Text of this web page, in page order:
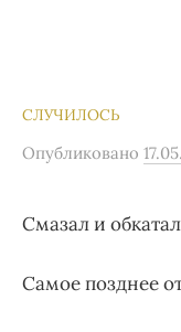
СЛУЧИЛОСЬ
Опубликовано
Смазал и
Самое позднее